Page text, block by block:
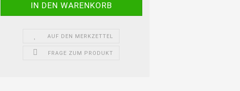
AUF DEN MERKZETTEL
FRAGE ZUM PRODUKT